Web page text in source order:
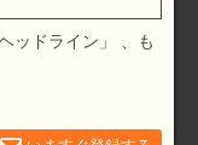
ー・料金
ッドライン」 、も